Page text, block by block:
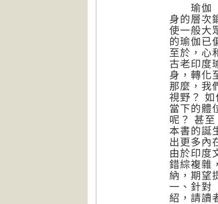
瑜伽（
身的層次
使一般大
的瑜伽已
至於，心
古老印度
身，轉化
那麼，我
視野？
當下的體
呢？ 甚
本書的誕
出更多內
由於印度
錯綜複雜
納，期望
一、針對
紹，請讀